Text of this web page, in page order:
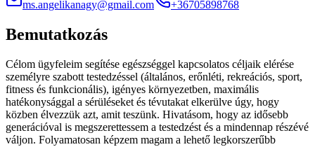
ms.angelikanagy@gmail.com +36705898768
Bemutatkozás
Célom ügyfeleim segítése egészséggel kapcsolatos céljaik elérése
személyre szabott testedzéssel (általános, erőnléti, rekreációs, sport,
fitness és funkcionális), igényes környezetben, maximális
hatékonysággal a sérüléseket és tévutakat elkerülve úgy, hogy
közben élvezzük azt, amit teszünk. Hivatásom, hogy az idősebb
generációval is megszerettessem a testedzést és a mindennap részévé
váljon. Folyamatosan képzem magam a lehető legkorszerűbb